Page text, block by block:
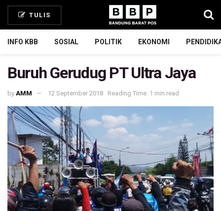
TULIS
INFO KBB SOSIAL POLITIK EKONOMI
Buruh Gerudug PT Ultra Jaya
by AMM 12 September 2018 Reading Time: 1 min read